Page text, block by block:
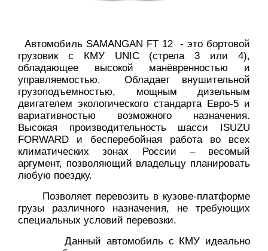
Автомобиль SAMANGAN FT 12 - это бортовой
грузовик с КМУ UNIC (стрела 3 или 4),
обладающее высокой манёвренностью и
управляемостью. Обладает внушительной
грузоподъемностью, мощным дизельным
двигателем экологического стандарта Евро-5 и
вариативностью возможного назначения.
Высокая производительность шасси ISUZU
FORWARD и бесперебойная работа во всех
климатических зонах России – весомый
аргумент, позволяющий владельцу планировать
любую поездку.
Позволяет перевозить в кузове-платформе
грузы различного назначения, не требующих
специальных условий перевозки.
Данный автомобиль с КМУ идеально